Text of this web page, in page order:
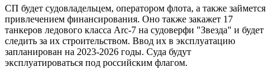
СП будет судовладельцем, оператором флота, а также займется
привлечением финансирования. Оно также закажет 17
танкеров ледового класса Arc-7 на судоверфи "Звезда" и будет
следить за их строительством. Ввод их в эксплуатацию
запланирован на 2023-2026 годы. Суда будут
эксплуатироваться под российским флагом.